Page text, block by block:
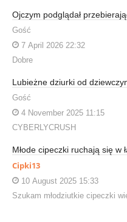
Ojczym podglądał
Gość
7 April 2026 22:32
Dobre
Lubieżne dziurki od
Gość
4 November 2025 11:15
CYBERLYCRUSH
Młode cipeczki ruchają się w
Cipki13
10 August 2025 15:33
Szukam młodziutkie cipeczki